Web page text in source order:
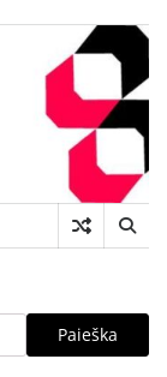
Paieška